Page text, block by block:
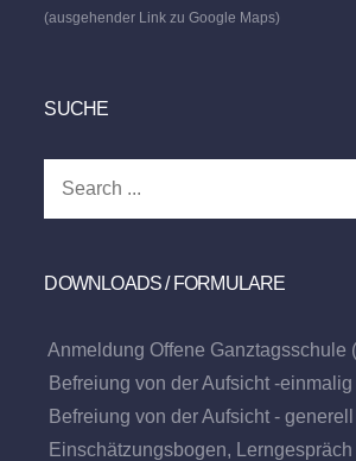
(ausgehender Link zu Google Maps)
SUCHE
DOWNLOADS / FORMULARE
Anmeldung Offene Ganztagsschule
Befreiung von der Aufsicht -einmalig
Befreiung von der Aufsicht - generell
Einschätzungsbogen,